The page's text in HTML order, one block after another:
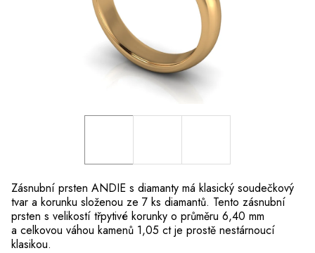
Zásnubní prsten ANDIE s diamanty má klasický soudečkový
tvar a korunku složenou ze 7 ks diamantů. Tento zásnubní
prsten s velikostí třpytivé korunky o průměru 6,40 mm
a celkovou váhou kamenů 1,05 ct je prostě nestárnoucí
klasikou.